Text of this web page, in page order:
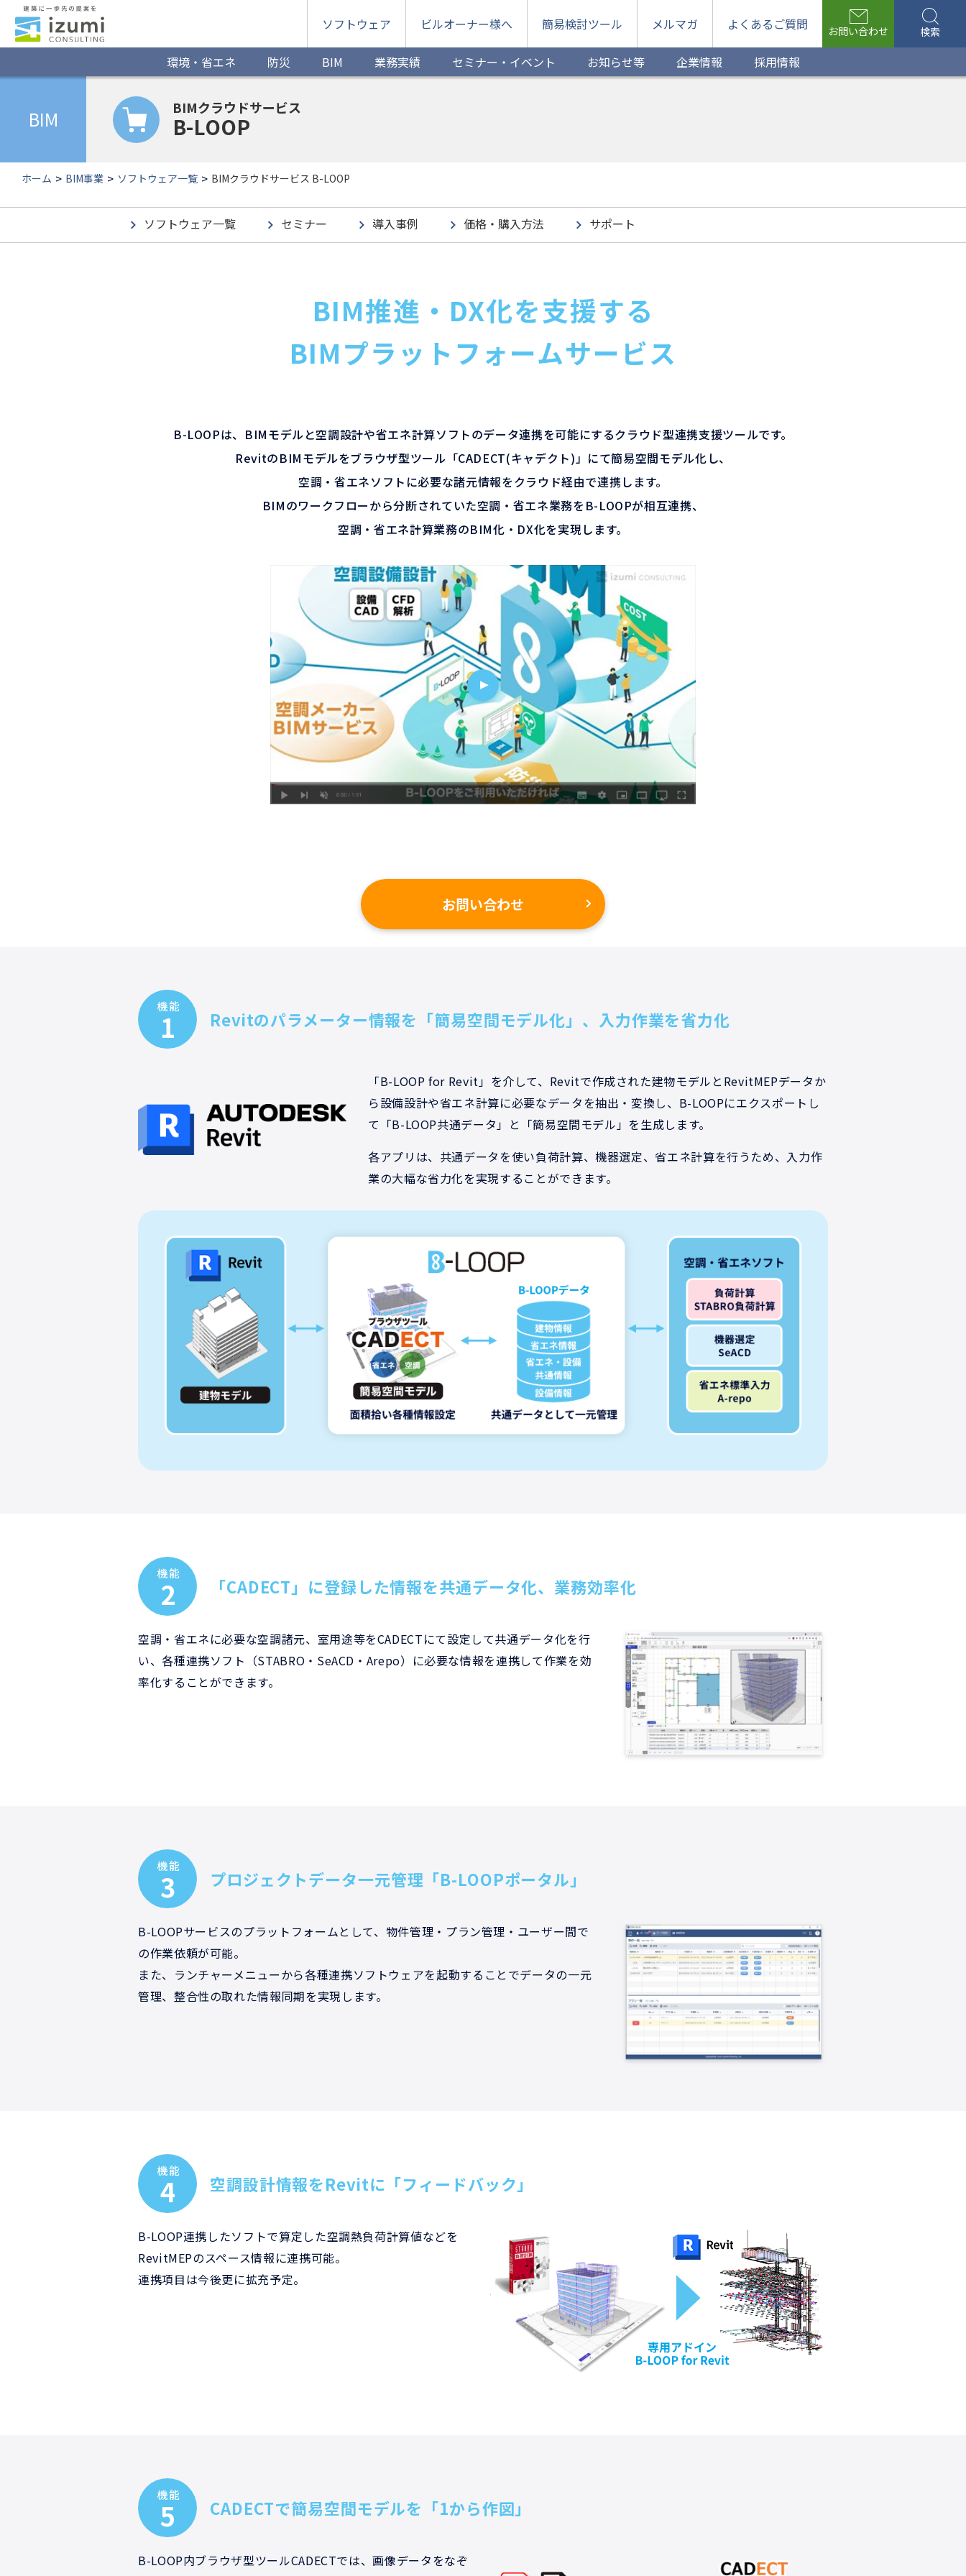
グ
ロ
ゲ
ソフトウェア ビルオーナー様へ 簡易検討ツール メルマガ よくあるご質問 お問い合わせ 検索
環境・省エネ 防災 BIM 業務実績 セミナー・イベント お知らせ等 企業情報 採用情報
BIM BIMクラウドサービス
B-LOOP
ホーム BIM事業 ソフトウェア一覧 BIMクラウドサービス B-LOOP
ソフトウェア一覧 セミナー 導入事例 価格・購入方法 サポート
BIM推進・ DX化を支援する
BIMプラットフォームサービス
B-LOOPは、BIMモデルと空調設計や省エネ計算ソフトのデータ連携を可能にするクラウド型連携支援ツールです。
RevitのBIMモデルをブラウザ型ツール「CADECT(キャデクト)」にて簡易空間モデル化し、
空調・省エネソフトに必要な諸元情報をクラウド経由で連携します。
BIMのワークフローから分断されていた空調・省エネ業務をB-LOOPが相互連携、
空調・省エネ計算業務のBIM化・DX化を実現します。
お問い合わせ
機能
1 Revitのパラメーター情報を「簡易空間モデル化」、入力作業を省力化
「B-LOOP for Revit」を介して、Revitで作成された建物モデルとRevitMEPデータか
ら設備設計や省エネ計算に必要なデータを抽出・変換し、B-LOOPにエクスポートし
て「B-LOOP共通データ」と「簡易空間モデル」を生成します。
各アプリは、共通データを使い負荷計算、機器選定、省エネ計算を行うため、入力作
業の大幅な省力化を実現することができます。
機能
2 「CADECT」に登録した情報を共通データ化、業務効率化
空調・省エネに必要な空調諸元、室用途等をCADECTにて設定して共通データ化を行
い、各種連携ソフト（STABRO・SeACD・Arepo）に必要な情報を連携して作業を効
率化することができます。
機能
3 プロジェクトデータ一元管理「B-LOOPポータル」
B-LOOPサービスのプラットフォームとして、物件管理・プラン管理・ユーザー間で
の作業依頼が可能。
また、ランチャーメニューから各種連携ソフトウェアを起動することでデータの一元
管理、整合性の取れた情報同期を実現します。
機能
4 空調設計情報をRevitに「フィードバック」
B-LOOP連携したソフトで算定した空調熱負荷計算値などを
RevitMEPのスペース情報に連携可能。
連携項目は今後更に拡充予定。
機能
5 CADECTで簡易空間モデルを「1から作図」
B-LOOP内ブラウザ型ツールCADECTでは、画像データをなぞ